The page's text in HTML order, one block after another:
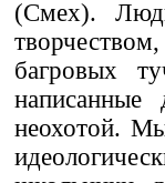
(Смех).
багровых
неохотой.